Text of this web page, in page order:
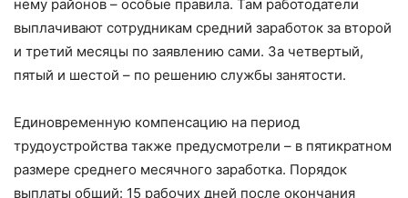
нему районов – особые правила. Там работодатели
выплачивают сотрудникам средний заработок за второй
и третий месяцы по заявлению сами. За четвертый,
пятый и шестой – по решению службы занятости.
Единовременную компенсацию на период
трудоустройства также предусмотрели – в пятикратном
размере среднего месячного заработка. Порядок
выплаты общий: 15 рабочих дней после окончания